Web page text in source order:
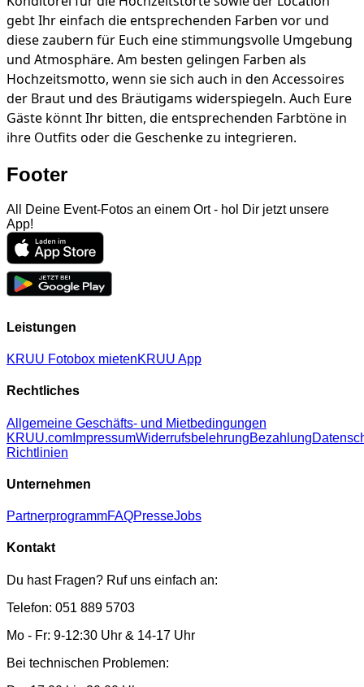
gebt Ihr einfach die entsprechenden Farben vor und
diese zaubern für Euch eine stimmungsvolle Umgebung
und Atmosphäre. Am besten gelingen Farben als
Hochzeitsmotto, wenn sie sich auch in den Accessoires
der Braut und des Bräutigams widerspiegeln. Auch Eure
Gäste könnt Ihr bitten, die entsprechenden Farbtöne in
ihre Outfits oder die Geschenke zu integrieren.
Footer
All Deine Event-Fotos an einem Ort - hol Dir jetzt unsere
App!
Leistungen
KRUU Fotobox mietenKRUU App
Rechtliches
Allgemeine Geschäfts- und Mietbedingungen
KRUU.com ImpressumWiderrufsbelehrungBezahlung
Richtlinien
Unternehmen
PartnerprogrammFAQPresseJobs
Kontakt
Du hast Fragen? Ruf uns einfach an:
Telefon: 051 889 5703
Mo - Fr: 9-12:30 Uhr & 14-17 Uhr
Bei technischen Problemen: